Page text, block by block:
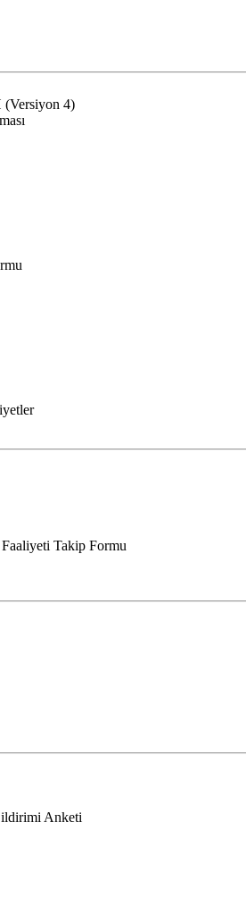
(Versiyon 4)
Takip Formu
Anketi